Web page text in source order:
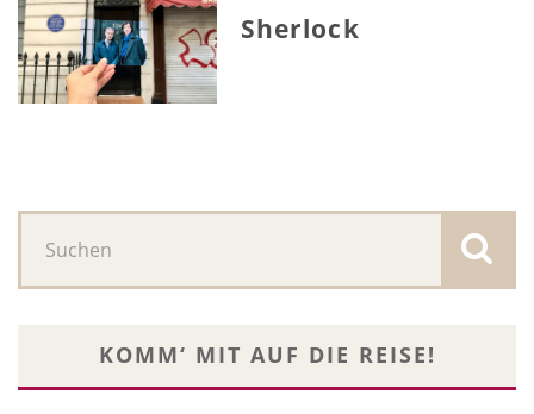
Sherlock
KOMM‘ MIT AUF DIE REISE!